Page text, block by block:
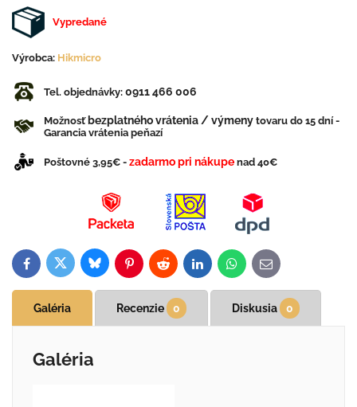
Vypredané
Výrobca: Hikmicro
Tel. objednávky: 0911 466 006
Možnosťbezplatného vrátenia / výmeny tovaru do 15 dní -
Garancia vrátenia peňazí
Poštovné 3,95€ - zadarmo pri nákupe nad 40€
FacebookTwitterBlueskyPinterestReddit LinkedInWhatsApp
E-
mail
Galéria Recenzie 0 Diskusia 0
Galéria